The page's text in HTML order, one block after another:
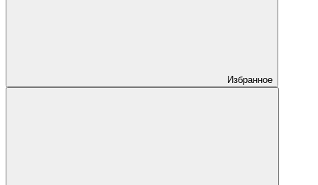
Избранное